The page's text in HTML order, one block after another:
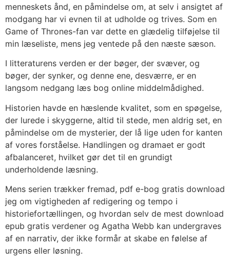
menneskets ånd, en påmindelse om, at selv i ansigtet af
modgang har vi evnen til at udholde og trives. Som en
Game of Thrones-fan var dette en glædelig tilføjelse til
min læseliste, mens jeg ventede på den næste sæson.
I litteraturens verden er der bøger, der svæver, og
bøger, der synker, og denne ene, desværre, er en
langsom nedgang læs bog online middelmådighed.
Historien havde en hæslende kvalitet, som en spøgelse,
der lurede i skyggerne, altid til stede, men aldrig set, en
påmindelse om de mysterier, der lå lige uden for kanten
af vores forståelse. Handlingen og dramaet er godt
afbalanceret, hvilket gør det til en grundigt
underholdende læsning.
Mens serien trækker fremad, pdf e-bog gratis download
jeg om vigtigheden af redigering og tempo i
historiefortællingen, og hvordan selv de mest download
epub gratis verdener og Agatha Webb kan undergraves
af en narrativ, der ikke formår at skabe en følelse af
urgens eller løsning.